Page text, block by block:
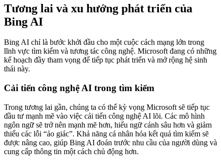
Tương lai và xu hướng phát triển của
Bing AI
Bing AI chỉ là bước khởi đầu cho một cuộc cách mạng lớn trong
lĩnh vực tìm kiếm và tương tác công nghệ. Microsoft đang có những
kế hoạch đầy tham vọng để tiếp tục phát triển và mở rộng hệ sinh
thái này.
Cải tiến công nghệ AI trong tìm kiếm
Trong tương lai gần, chúng ta có thể kỳ vọng Microsoft sẽ tiếp tục
đầu tư mạnh mẽ vào việc cải tiến công nghệ AI lõi. Các mô hình
ngôn ngữ sẽ trở nên mạnh mẽ hơn, hiểu ngữ cảnh sâu hơn và giảm
thiểu các lỗi “ảo giác”. Khả năng cá nhân hóa kết quả tìm kiếm sẽ
được nâng cao, giúp Bing AI đoán trước nhu cầu của người dùng và
cung cấp thông tin một cách chủ động hơn.